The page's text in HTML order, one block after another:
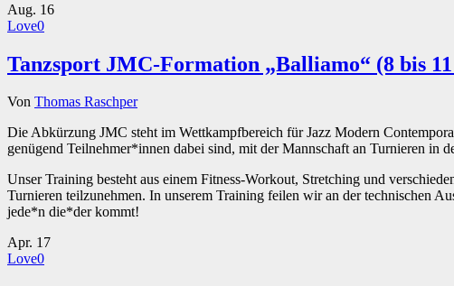
Aug. 16
Love0
Tanzsport JMC-Formation „Balliamo“ (8 bis
Von Thomas Raschper
Die Abkürzung JMC steht im Wettkampfbereich für Jazz Modern
genügend Teilnehmer*innen dabei sind, mit der Mannschaft an Turnieren in
Unser Training besteht aus einem Fitness-Workout, Stretching und
Turnieren teilzunehmen. In unserem Training feilen wir an der technischen
jede*n die*der kommt!
Apr. 17
Love0